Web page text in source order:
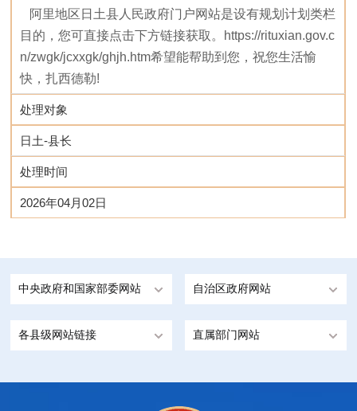
阿里地区日土县人民政府门户网站是设有规划计划类栏
目的，您可直接点击下方链接获取。https://rituxian.gov.c
n/zwgk/jcxxgk/ghjh.htm希望能帮助到您，祝您生活愉
快，扎西德勒!
处理对象
日土-县长
处理时间
2026年04月02日
中央政府和国家部委网站 自治区政府网站
各县级网站链接 直属部门网站